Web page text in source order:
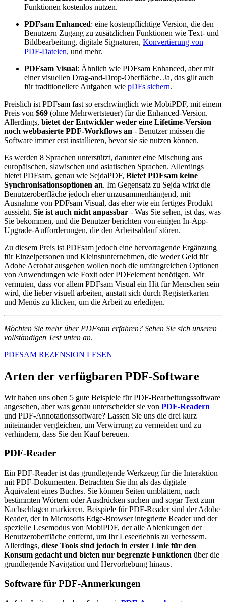
Funktionen kostenlos nutzen.
PDFsam Enhanced: eine kostenpflichtige Version, die den
Benutzern Zugang zu zusätzlichen Funktionen wie Text- und
Bildbearbeitung, digitale Signaturen, Konvertierung von
PDF-Dateien, und mehr.
PDFsam Visual: Ähnlich wie PDFsam Enhanced, aber mit
einer visuellen Drag-and-Drop-Oberfläche. Ja, das gilt auch
für traditionellere Aufgaben wie pDFs sichern.
Preislich ist PDFsam fast so erschwinglich wie MobiPDF, mit einem
Preis von $69 (ohne Mehrwertsteuer) für die Enhanced-Version.
Allerdings, bietet der Entwickler weder eine Lifetime-Version
noch webbasierte PDF-Workflows an - Benutzer müssen die
Software immer erst installieren, bevor sie sie nutzen können.
Es werden 8 Sprachen unterstützt, darunter eine Mischung aus
europäischen, slawischen und asiatischen Sprachen. Allerdings
bietet PDFsam, genau wie SejdaPDF, Bietet PDFsam keine
Synchronisationsoptionen an. Im Gegensatz zu Sejda wirkt die
Benutzeroberfläche jedoch eher unzusammenhängend, mit
Ausnahme von PDFsam Visual, das eher wie ein fertiges Produkt
aussieht. Sie ist auch nicht anpassbar - Was Sie sehen, ist das, was
Sie bekommen, und die Benutzer berichten von einigen In-App-
Upgrade-Aufforderungen, die den Arbeitsablauf stören.
Zu diesem Preis ist PDFsam jedoch eine hervorragende Ergänzung
für Einzelpersonen und Kleinstunternehmen, die weder Geld für
Adobe Acrobat ausgeben wollen noch die umfangreichen Optionen
von Anwendungen wie Foxit oder PDFelement benötigen. Wir
vermuten, dass vor allem PDFsam Visual ein Hit für Menschen sein
wird, die lieber visuell arbeiten, anstatt sich durch Registerkarten
und Menüs zu klicken, um die Arbeit zu erledigen.
Möchten Sie mehr über PDFsam erfahren? Sehen Sie sich unseren
vollständigen Test unten an.
PDFSAM REZENSION LESEN
Arten der verfügbaren PDF-Software
Wir haben uns oben 5 gute Beispiele für PDF-Bearbeitungssoftware
angesehen, aber was genau unterscheidet sie von PDF-Readern
und PDF-Annotationssoftware? Lassen Sie uns die drei kurz
miteinander vergleichen, um Verwirrung zu vermeiden und zu
verhindern, dass Sie den Kauf bereuen.
PDF-Reader
Ein PDF-Reader ist das grundlegende Werkzeug für die Interaktion
mit PDF-Dokumenten. Betrachten Sie ihn als das digitale
Äquivalent eines Buches. Sie können Seiten umblättern, nach
bestimmten Wörtern oder Ausdrücken suchen und sogar Text zum
Nachschlagen markieren. Beispiele für PDF-Reader sind der Adobe
Reader, der in Microsofts Edge-Browser integrierte Reader und der
spezielle Lesemodus von MobiPDF, der alle Ablenkungen der
Benutzeroberfläche entfernt, um Ihr Leseerlebnis zu verbessern.
Allerdings, diese Tools sind jedoch in erster Linie für den
Konsum gedacht und bieten nur begrenzte Funktionen über die
grundlegende Navigation und Hervorhebung hinaus.
Software für PDF-Anmerkungen